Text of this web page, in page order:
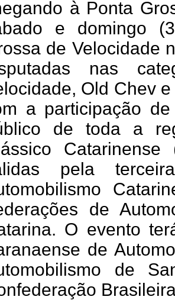
à Ponta
e domingo
de Velocidade
nas
Old Chev
a participação
de toda a
pela
de
O evento
de
de